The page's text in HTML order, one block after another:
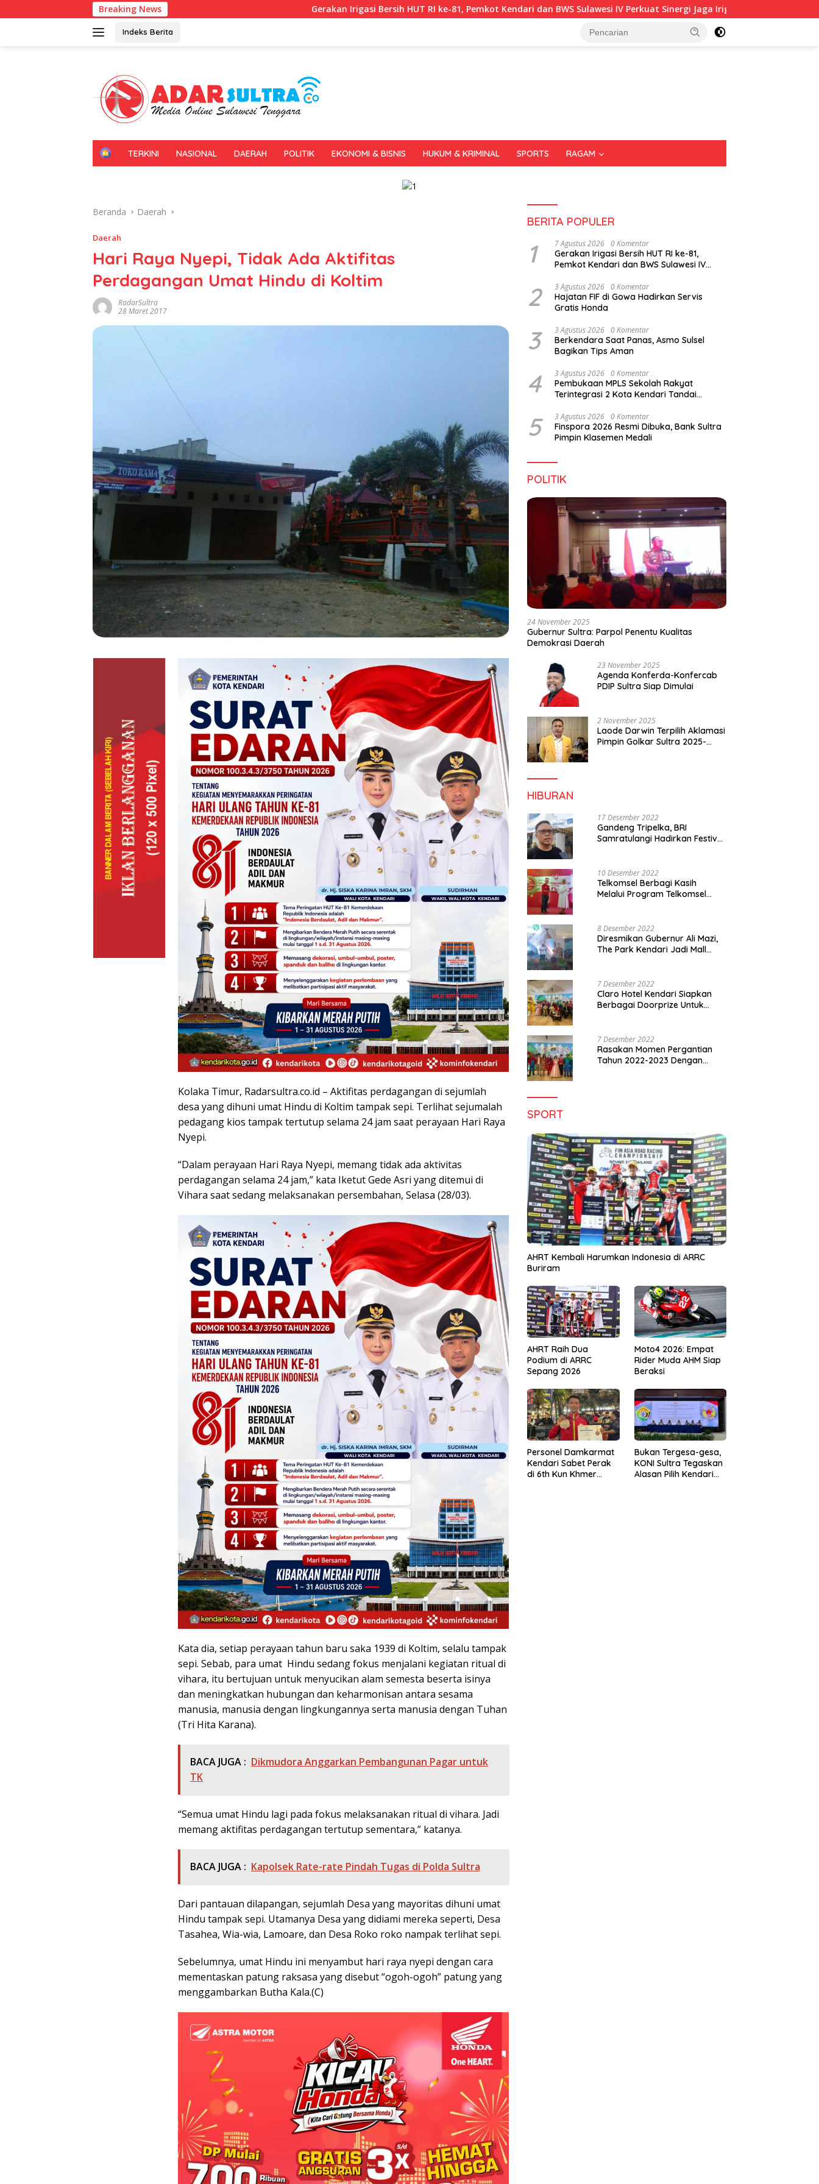
ke
Breaking News Gerakan Irigasi Bersih HUT RI ke-81, Pemkot Kendari dan BWS Sulawesi IV Perkuat Sinergi Jaga Irigasi Amohalo Kadin Sultra Gandeng
Indeks Berita
H
TERKINI NASIONAL DAERAH POLITIK EKONOMI & BISNIS HUKUM & KRIMINAL SPORTS RAGAM
Beranda Daerah
Daerah
Hari Raya Nyepi, Tidak Ada Aktifitas
Perdagangan Umat Hindu di Koltim
RadarSultra
28 Maret 2017
Kolaka Timur, Radarsultra.co.id – Aktifitas perdagangan di sejumlah
desa yang dihuni umat Hindu di Koltim tampak sepi. Terlihat sejumalah
pedagang kios tampak tertutup selama 24 jam saat perayaan Hari Raya
Nyepi.
“Dalam perayaan Hari Raya Nyepi, memang tidak ada aktivitas
perdagangan selama 24 jam,” kata Iketut Gede Asri yang ditemui di
Vihara saat sedang melaksanakan persembahan, Selasa (28/03).
Kata dia, setiap perayaan tahun baru saka 1939 di Koltim, selalu tampak
sepi. Sebab, para umat Hindu sedang fokus menjalani kegiatan ritual di
vihara, itu bertujuan untuk menyucikan alam semesta beserta isinya
dan meningkatkan hubungan dan keharmonisan antara sesama
manusia, manusia dengan lingkungannya serta manusia dengan Tuhan
(Tri Hita Karana).
BACA JUGA : Dikmudora Anggarkan Pembangunan Pagar untuk
TK
“Semua umat Hindu lagi pada fokus melaksanakan ritual di vihara. Jadi
memang aktifitas perdagangan tertutup sementara,” katanya.
BACA JUGA : Kapolsek Rate-rate Pindah Tugas di Polda Sultra
Dari pantauan dilapangan, sejumlah Desa yang mayoritas dihuni umat
Hindu tampak sepi. Utamanya Desa yang didiami mereka seperti, Desa
Tasahea, Wia-wia, Lamoare, dan Desa Roko roko nampak terlihat sepi.
Sebelumnya, umat Hindu ini menyambut hari raya nyepi dengan cara
mementaskan patung raksasa yang disebut “ogoh-ogoh” patung yang
menggambarkan Butha Kala.(C)
BERITA POPULER
1 7 Agustus 2026 0 Komentar
Gerakan Irigasi Bersih HUT RI ke-81,
Pemkot Kendari dan BWS Sulawesi IV
2 3 Agustus 2026 0 Komentar
Hajatan FIF di Gowa Hadirkan Servis
Gratis Honda
3 3 Agustus 2026 0 Komentar
Berkendara Saat Panas, Asmo Sulsel
Bagikan Tips Aman
4 3 Agustus 2026 0 Komentar
Pembukaan MPLS Sekolah Rakyat
Terintegrasi 2 Kota Kendari Tandai
5 3 Agustus 2026 0 Komentar
Finspora 2026 Resmi Dibuka, Bank Sultra
Pimpin Klasemen Medali
POLITIK
24 November 2025
Gubernur Sultra: Parpol Penentu Kualitas
Demokrasi Daerah
23 November 2025
Agenda Konferda-Konfercab
PDIP Sultra Siap Dimulai
2 November 2025
Laode Darwin Terpilih Aklamasi
Pimpin Golkar Sultra 2025-
HIBURAN
17 Desember 2022
Gandeng Tripelka, BRI
Samratulangi Hadirkan Festival
10 Desember 2022
Telkomsel Berbagi Kasih
Melalui Program Telkomsel
8 Desember 2022
Diresmikan Gubernur Ali Mazi,
The Park Kendari Jadi Mall
7 Desember 2022
Claro Hotel Kendari Siapkan
Berbagai Doorprize Untuk
7 Desember 2022
Rasakan Momen Pergantian
Tahun 2022-2023 Dengan
SPORT
AHRT Kembali Harumkan Indonesia di ARRC
Buriram
AHRT Raih Dua
Podium di ARRC
Sepang 2026
Moto4 2026: Empat
Rider Muda AHM Siap
Beraksi
Personel Damkarmat
Kendari Sabet Perak
di 6th Kun Khmer
Bukan Tergesa-gesa,
KONI Sultra Tegaskan
Alasan Pilih Kendari